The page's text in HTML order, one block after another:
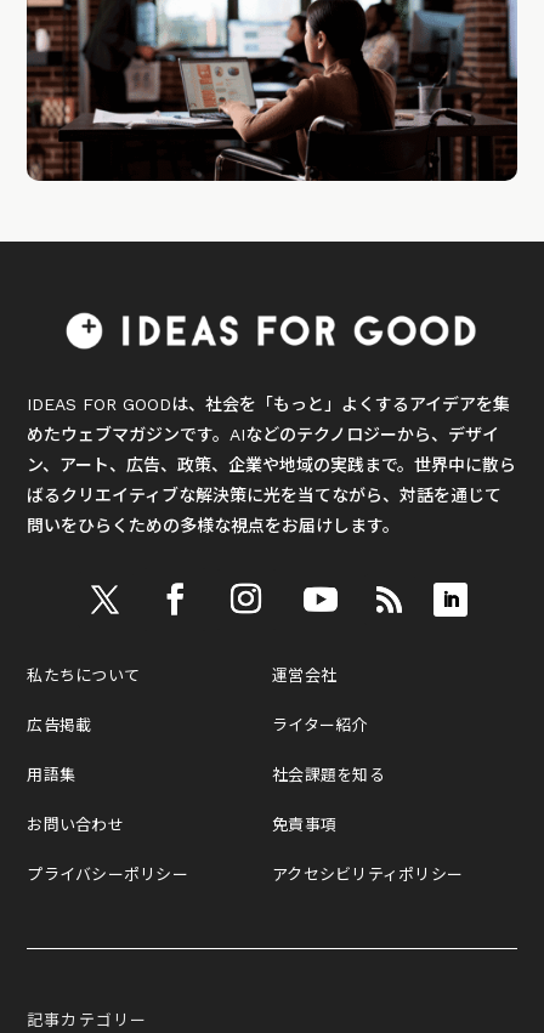
IDEAS FOR GOODは、社会を「もっと」よくするアイデアを集
めたウェブマガジンです。AIなどのテクノロジーから、デザイ
ン、アート、広告、政策、企業や地域の実践まで。世界中に散ら
ばるクリエイティブな解決策に光を当てながら、対話を通じて
問いをひらくための多様な視点をお届けします。
私たちについて
広告掲載
用語集
お問い合わせ
プライバシーポリシー
運営会社
ライター紹介
社会課題を知る
免責事項
アクセシビリティポリシー
記事カテゴリー